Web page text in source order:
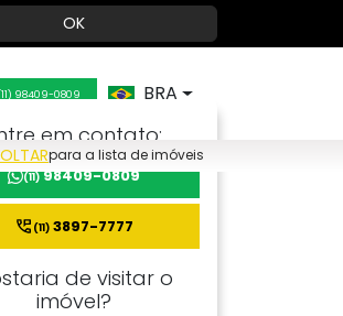
OK
98409-0809 BRA
para a lista de imóveis
em contato:
(11)98409-0809
(11)3897-7777
de visitar o
imóvel?